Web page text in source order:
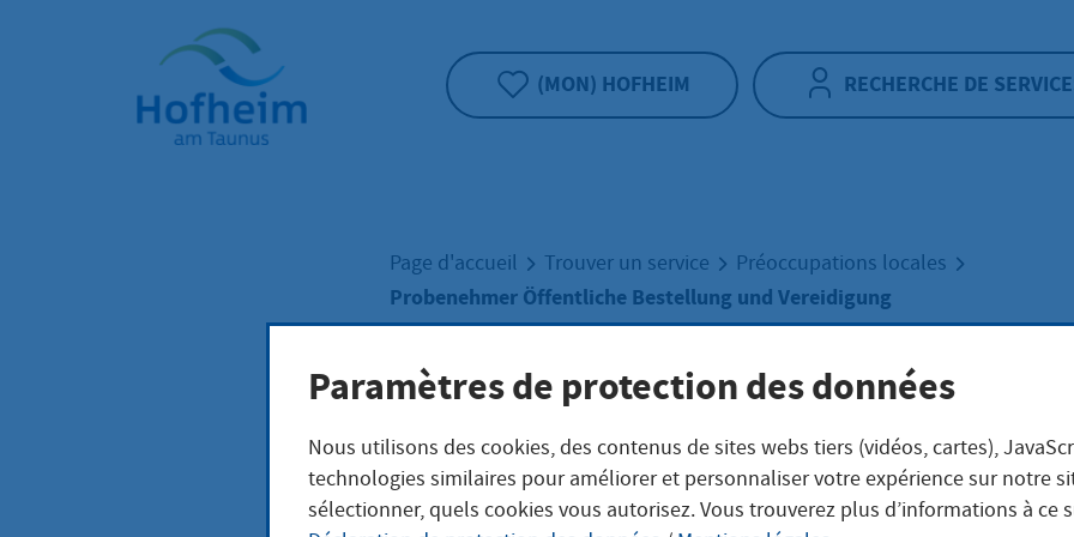
Accueil"
(MON) HOFHEIM RECHERCHE DE
Page d'accueil Trouver un service Préoccupations locales
Probenehmer Öffentliche Bestellung und Vereidigung
Probenehmer
Bestellung und
Paramètres de protection des données
Nous utilisons des cookies, des contenus de sites webs tiers (vidéos, cartes),
technologies similaires pour améliorer et personnaliser votre expérience sur notre
sélectionner, quels cookies vous autorisez. Vous trouverez plus d’informations à ce